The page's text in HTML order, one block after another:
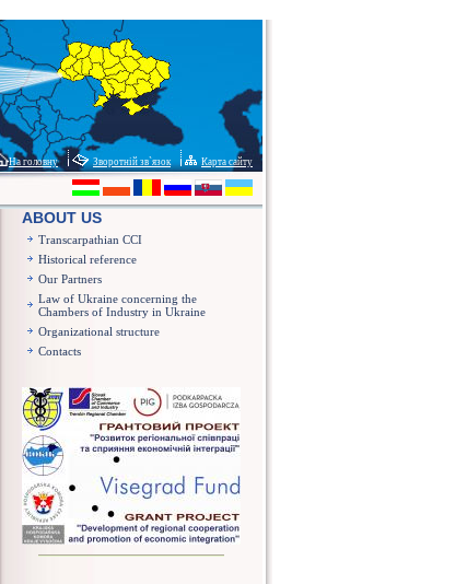
На головну Зворотній зв`язок Карта сайту
ABOUT US
Transcarpathian CCI
Historical reference
Our Partners
Law of Ukraine concerning the
Chambers of Industry in Ukraine
Organizational structure
Contacts